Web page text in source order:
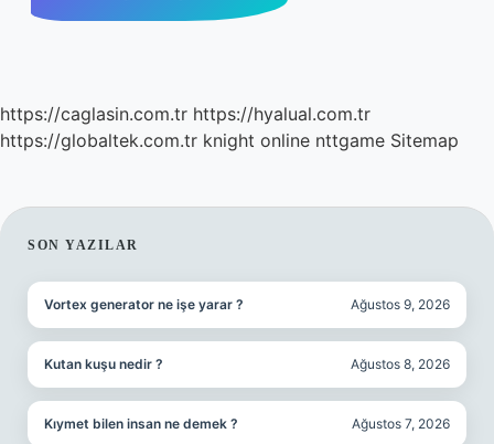
https://caglasin.com.tr https://hyalual.com.tr
https://globaltek.com.tr knight online nttgame Sitemap
SIDEBAR
SON YAZILAR
Vortex generator ne işe yarar ? Ağustos 9, 2026
Kutan kuşu nedir ? Ağustos 8, 2026
Kıymet bilen insan ne demek ? Ağustos 7, 2026